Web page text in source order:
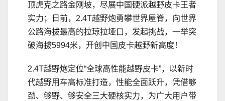
顶虎克之路金刚坡，尽展中国硬派越野皮卡王者
实力；日前，2.4T越野炮勇攀世界屋脊，向世界
公路海拔最高的拉琼拉垭口，发起挑战，一举突
破海拔5994米，开创中国皮卡越野新高度！
2.4T越野炮定位“全球高性能越野皮卡”，以新时
代越野用车高标准打造，性能全面跃升，凭借够
劲、够野、够安全三大硬核实力，为广大用户带